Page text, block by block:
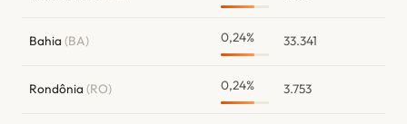
Bahia (BA) 0,24% 33.341
Rondônia (RO) 0,24% 3.753